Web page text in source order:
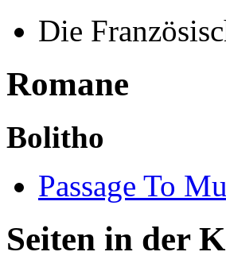
Die
Romane
Bolitho
Passage To
Seiten in der